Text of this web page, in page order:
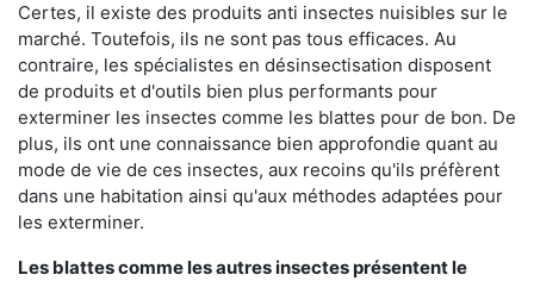
Certes, il existe des produits anti insectes nuisibles sur le
marché. Toutefois, ils ne sont pas tous efficaces. Au
contraire, les spécialistes en désinsectisation disposent
de produits et d'outils bien plus performants pour
exterminer les insectes comme les blattes pour de bon. De
plus, ils ont une connaissance bien approfondie quant au
mode de vie de ces insectes, aux recoins qu'ils préfèrent
dans une habitation ainsi qu'aux méthodes adaptées pour
les exterminer.
Les blattes comme les autres insectes présentent le